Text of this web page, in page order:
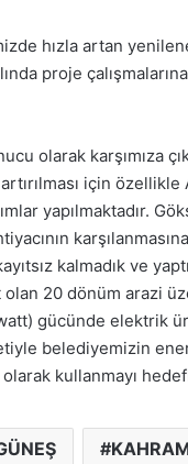
hızla artan
proje
olarak karşımıza
için
yapılmaktadır.
kalmadık ve
20 dönüm arazi
gücünde elektrik
belediyemizin
kullanmayı